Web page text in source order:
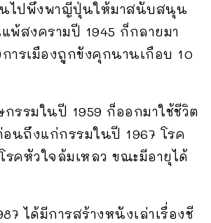
นไปพึ่งพาญี่ปุ่นให้มาสนับสนุน
สงครามปี 1945 ก็กลายมา
ารเมืองถูกขังคุกนานเกือบ 10
รรมในปี 1959 ก็ออกมาใช้ชีวิต
นถึงแก่กรรมในปี 1967 โรค
รคหัวใจล้มเหลว ขณะมีอายุได้
ได้มีการสร้างหนังเล่าเรื่องชี